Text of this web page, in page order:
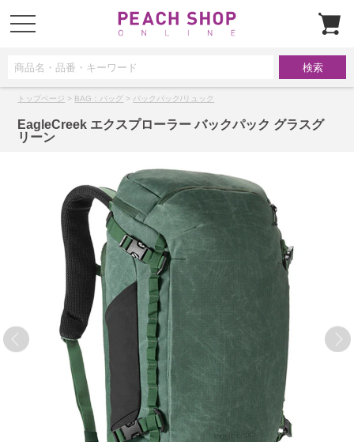
t
o
a
トップページ > BAG：バッグ > バックパック/リュック
EagleCreek エクスプローラー バックパック グラスグ
リーン